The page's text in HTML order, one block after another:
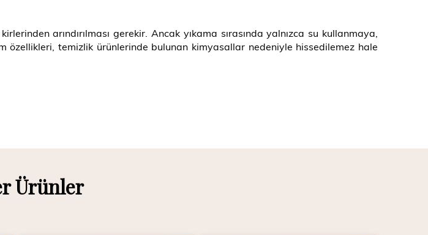
arındırılması gerekir. Ancak yıkama sırasında yalnızca su kullanmaya,
temizlik ürünlerinde bulunan kimyasallar nedeniyle hissedilemez hale
Ürünler